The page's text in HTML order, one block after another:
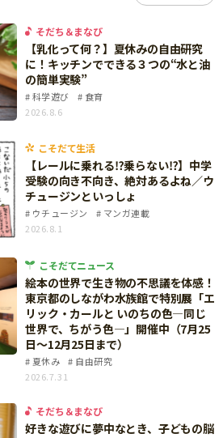
1歳
3歳
年長
小学4年生
小学6年生
ス
ング
容
そだち＆まなび
【乳化って何？】夏休みの自由研究
に！キッチンでできる３つの“水と油
の簡単実験”
科学遊び
食育
2026.8.6
こそだて生活
【レールに乗れる⁉乗らない⁉】中学
受験の向き不向き、絶対あるよね／ウ
チュージンといっしょ
ウチュージン
マンガ連載
2026.8.1
こそだてニュース
絵本の世界で生き物の不思議を体感！
東京都のしながわ水族館で特別展「エ
リック・カールと いのちの色—同じ
世界で、ちがう色—」開催中（7月25
日～12月25日まで）
夏休み
自由研究
2026.7.31
そだち＆まなび
好きな遊びに夢中なとき、子どもの脳